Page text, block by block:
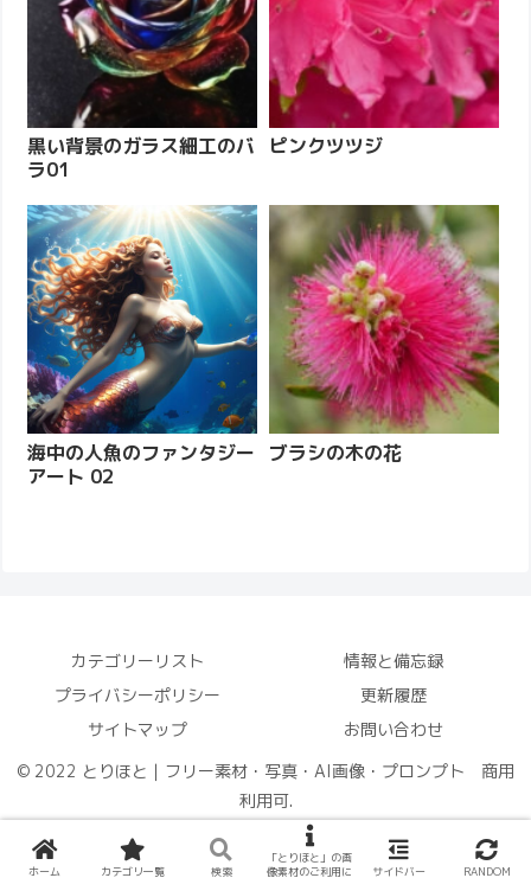
黒い背景のガラス細工のバ
ラ01
ピンクツツジ
海中の人魚のファンタジー
アート 02
ブラシの木の花
カテゴリーリスト
情報と備忘録
プライバシーポリシー
更新履歴
サイトマップ
お問い合わせ
© 2022 とりほと｜フリー素材・写真・AI画像・プロンプト 商用
利用可.
ホーム カテゴリ一覧 検索
「とりほと」の画
像素材のご利用に
サイドバー RANDOM